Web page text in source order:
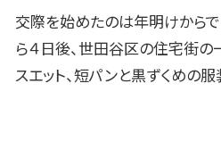
交際を始めたのは年明けからで
ら４日後、世田谷区の住宅街の
スエット、短パンと黒ずくめの